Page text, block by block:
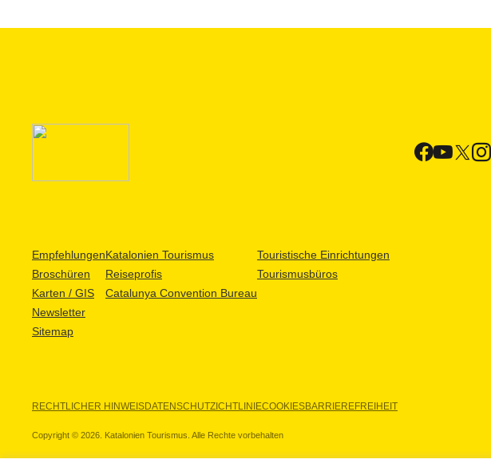
Empfehlungen
Broschüren
Karten / GIS
Newsletter
Sitemap
Katalonien Tourismus
Reiseprofis
Catalunya Convention Bureau
Touristische Einrichtungen
Tourismusbüros
RECHTLICHER HINWEISDATENSCHUTZICHTLINIECOOKIESBARRIEREFREIHEIT
Copyright © 2026. Katalonien Tourismus. Alle Rechte vorbehalten